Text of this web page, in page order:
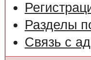
Разделы
Связь с